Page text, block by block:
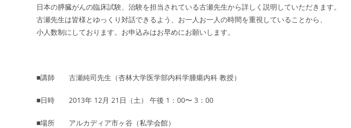
日本の膵臓がんの臨床試験、治験を担当されている古瀬先生から詳しく説明していただきます。
古瀬先生は皆様とゆっくり対話できるよう、お一人お一人の時間を重視していることから、
小人数制にしております。お申込みはお早めにお願いします。
■講師 古瀬純司先生（杏林大学医学部内科学腫瘍内科 教授）
■日時 2013年 12月 21日（土） 午後 1：00〜 3：00
■場所 アルカディア市ヶ谷（私学会館）